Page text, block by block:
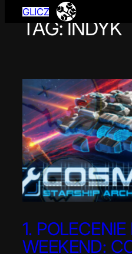
Przejdź
GLICZ
TAG:INDYK
1.
WEEKEND: